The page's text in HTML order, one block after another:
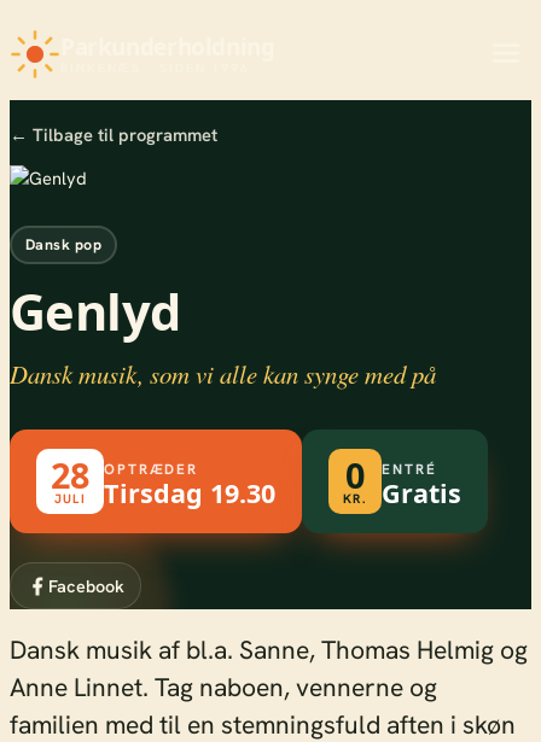
← Tilbage til programmet
Dansk pop
Genlyd
Dansk musik, som vi alle kan synge med på
28
JULI
OPTRÆDER
Tirsdag 19.30 0
KR.
ENTRÉ
Gratis
Facebook
Dansk musik af bl.a. Sanne, Thomas Helmig og
Anne Linnet. Tag naboen, vennerne og
familien med til en stemningsfuld aften i skøn